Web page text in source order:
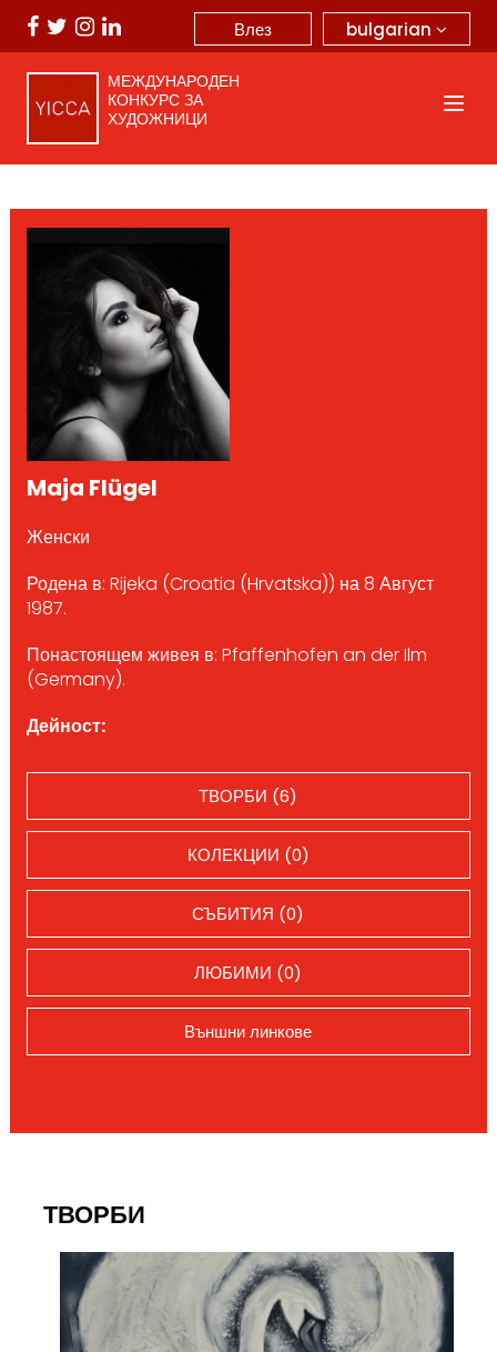
bulgarian
Влез
МЕЖДУНАРОДЕН
КОНКУРС ЗА
ХУДОЖНИЦИ
Maja Flügel
Женски
Родена в: Rijeka (Croatia (Hrvatska)) на 8 Август
1987.
Понастоящем живея в: Pfaffenhofen an der Ilm
(Germany).
Дейност:
ТВОРБИ (6)
КОЛЕКЦИИ (0)
СЪБИТИЯ (0)
ЛЮБИМИ (0)
Външни линкове
ТВОРБИ